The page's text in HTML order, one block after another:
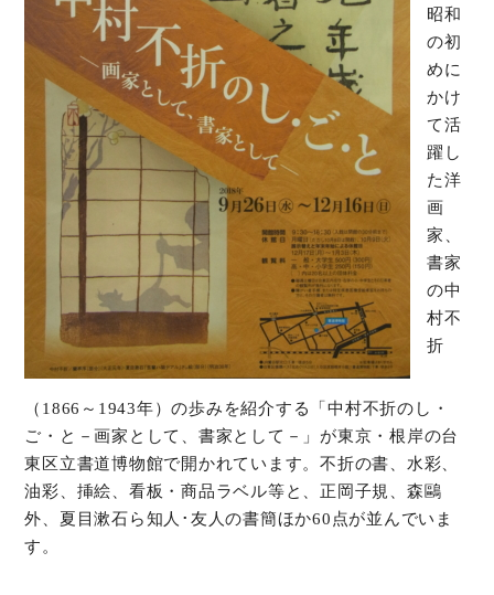
昭和
の初
めに
かけ
て活
躍し
た洋
画
家、
書家
の中
村不
折
（1866～1943年）の歩みを紹介する「中村不折のし・
ご・と－画家として、書家として－」が東京・根岸の台
東区立書道博物館で開かれています。不折の書、水彩、
油彩、挿絵、看板・商品ラベル等と、正岡子規、森鷗
外、夏目漱石ら知人･友人の書簡ほか60点が並んでいま
す。